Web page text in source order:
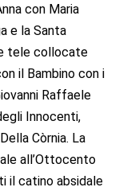
con Maria
e la Santa
tele collocate
il Bambino con i
Raffaele
Innocenti,
Còrnia. La
all’Ottocento
il catino absidale